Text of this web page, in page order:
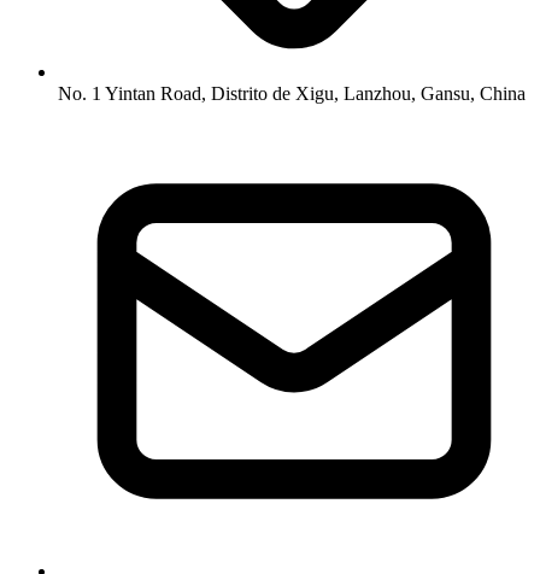
No. 1 Yintan Road, Distrito de Xigu, Lanzhou, Gansu, China